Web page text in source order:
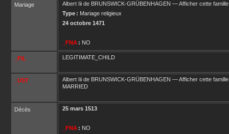
Mariage Albert Iii de BRUNSWICK-GRÜBENHAGEN —Afficher cette famille
Type : Mariage religieux
24 octobre 1471
_FNA : NO
_FIL LEGITIMATE_CHILD
_UST Albert Iii de BRUNSWICK-GRÜBENHAGEN —Afficher cette famille
MARRIED
Décès 25 mars 1513
_FNA : NO